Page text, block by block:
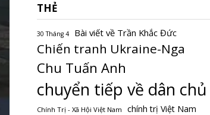
THẺ
30 Tháng 4 Bài viết về Trần Khắc Đức
Chiến tranh Ukraine-Nga
Chu Tuấn Anh
chuyển tiếp về dân chủ
Chính Trị - Xã Hội Việt Nam chính trị Việt Nam